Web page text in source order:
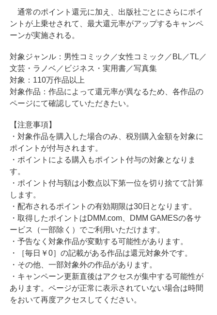
通常のポイント還元に加え、出版社ごとにさらにポイ
ントが上乗せされて、最大還元率がアップするキャンペ
ーンが実施される。
対象ジャンル：男性コミック／女性コミック／BL／TL／
文芸・ラノベ／ビジネス・実用書／写真集
対象：110万作品以上
対象作品：作品によって還元率が異なるため、各作品の
ページにて確認していただきたい。
【注意事項】
・対象作品を購入した場合のみ、税別購入金額を対象に
ポイントが付与されます。
・ポイントによる購入もポイント付与の対象となりま
す。
・ポイント付与額は小数点以下第一位を切り捨てて計算
します。
・配布されるポイントの有効期限は30日となります。
・取得したポイントはDMM.com、DMM GAMESの各サ
ービス（一部除く）でご利用いただけます。
・予告なく対象作品が変動する可能性があります。
・［毎日￥0］の記載がある作品は還元対象外です。
・その他、一部対象外の作品があります。
・キャンペーン更新直後はアクセスが集中する可能性が
あります。ページが正常に表示されていない場合は時間
をおいて再度アクセスしてください。